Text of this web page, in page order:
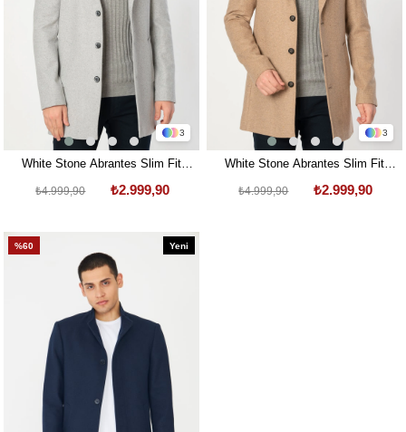
3
White Stone Abrantes Slim Fit
₺2.999,90
₺4.999,90
3
White Stone Abrantes Slim Fit
₺2.999,90
₺4.999,90
%60
Yeni